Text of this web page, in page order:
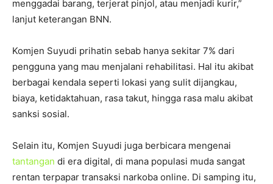
menggadai barang, terjerat pinjol, atau menjadi kurir,”
lanjut keterangan BNN.
Komjen Suyudi prihatin sebab hanya sekitar 7% dari
pengguna yang mau menjalani rehabilitasi. Hal itu akibat
berbagai kendala seperti lokasi yang sulit dijangkau,
biaya, ketidaktahuan, rasa takut, hingga rasa malu akibat
sanksi sosial.
Selain itu, Komjen Suyudi juga berbicara mengenai
tantangan di era digital, di mana populasi muda sangat
rentan terpapar transaksi narkoba online. Di samping itu,